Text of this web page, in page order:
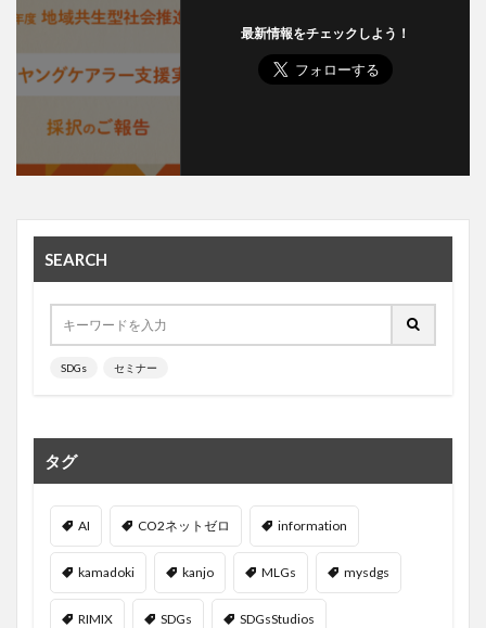
最新情報をチェックしよう！
SEARCH
SDGs セミナー
タグ
AI CO2ネットゼロ information
kamadoki kanjo MLGs mysdgs
RIMIX SDGs SDGsStudios